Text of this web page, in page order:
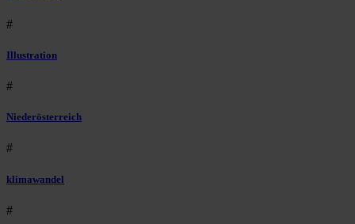
#
Illustration
#
Niederösterreich
#
klimawandel
#